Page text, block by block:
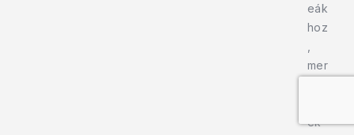
eák
hoz
,
mer
ek